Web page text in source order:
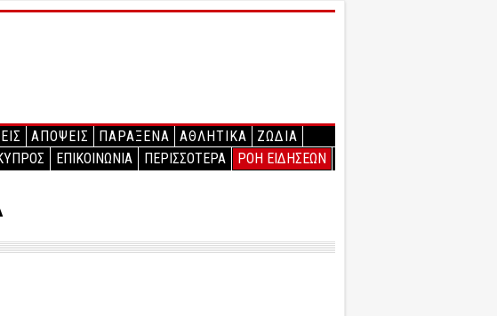
ΑΠΟΨΕΙΣ ΠΑΡΑΞΕΝΑ ΑΘΛΗΤΙΚΑ
ΖΩΔΙΑ
ΕΠΙΚΟΙΝΩΝΙΑ ΠΕΡΙΣΣΟΤΕΡΑ ΡΟΗ ΕΙΔΗΣΕΩΝ